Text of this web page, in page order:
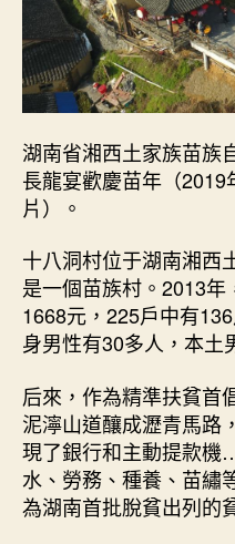
湖南省湘西土家族苗族
長龍宴歡慶苗年（
片）。
十八洞村位于湖南湘西
是一個苗族村。2013
1668元，225戶中有
身男性有30多人，本土
后來，作為精準扶貧首
泥濘山道釀成瀝青馬路
現了銀行和主動提款
水、勞務、種養、苗繡
為湖南首批脫貧出列的